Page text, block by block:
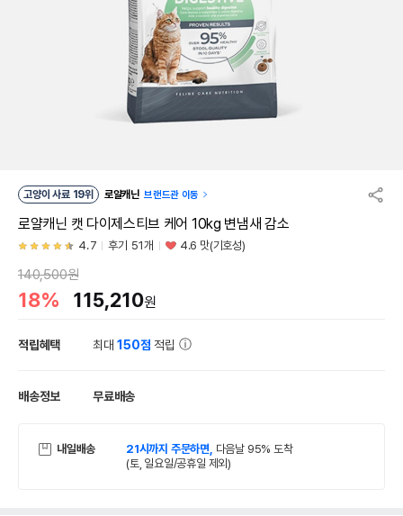
고양이 사료 19위 로얄캐닌 브랜드관 이동
로얄캐닌 캣 다이제스티브 케어 10kg 변냄새 감소
4.7 후기 51개 4.6 맛(기호성)
140,500원
18% 115,210원
적립혜택 최대150점 적립
배송정보 무료배송
내일배송 21시까지 주문하면, 다음날 95% 도착
(토, 일요일/공휴일 제외)